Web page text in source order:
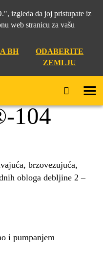
izgleda da joj pristupate iz
web stranicu za vašu
BH
ODABERITE
ZEMLJU
104 Level
104
brzovezujuća,
obloga debljine 2 –
i pumpanjem